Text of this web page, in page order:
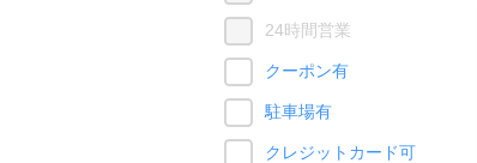
24時間営業
クーポン有
駐車場有
クレジットカード可